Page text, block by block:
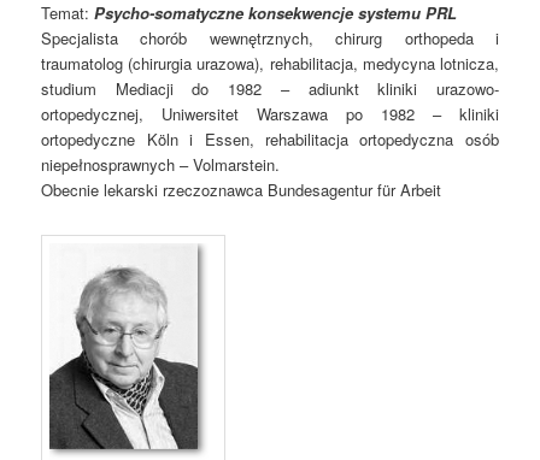
Temat:Psycho-somatyczne konsekwencje systemu PRL
Specjalista chorób wewnętrznych, chirurg orthopeda i
traumatolog (chirurgia urazowa), rehabilitacja, medycyna lotnicza,
studium Mediacji do 1982 – adiunkt kliniki urazowo-
ortopedycznej, Uniwersitet Warszawa po 1982 – kliniki
ortopedyczne Köln i Essen, rehabilitacja ortopedyczna osób
niepełnosprawnych – Volmarstein.
Obecnie lekarski rzeczoznawca Bundesagentur für Arbeit